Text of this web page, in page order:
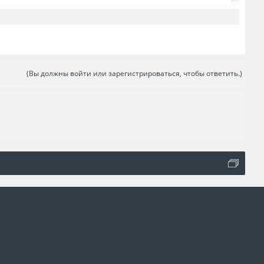
(Вы должны войти или зарегистрироваться, чтобы ответить.)